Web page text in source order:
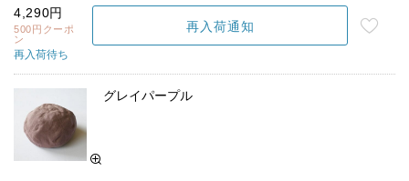
4,290円
500円クーポ
ン
再入荷待ち
再入荷通知
グレイパープル